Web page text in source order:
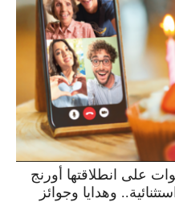
احتفالها بمرور 10 سنوات على انطلاقتها أورنج
وهدايا وجوائز